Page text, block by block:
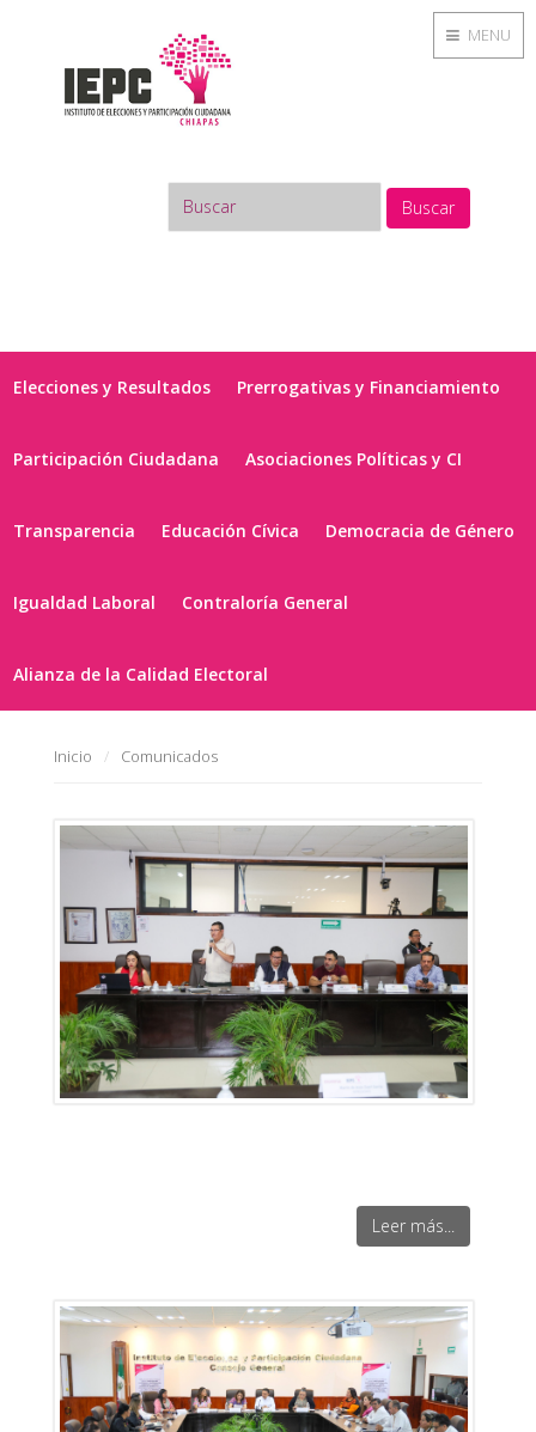
Buscar
Elecciones y Resultados Prerrogativas y Financiamiento
Participación Ciudadana Asociaciones Políticas y CI
Transparencia Educación Cívica Democracia de Género
Igualdad Laboral Contraloría General
Alianza de la Calidad Electoral
Inicio Comunicados
Leer más...
MENU